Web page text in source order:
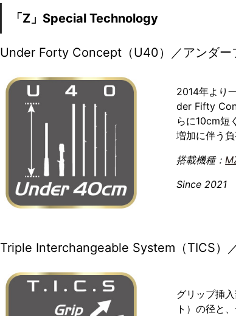
「Z」Special Technology
Under Forty Concept（U40）／アンダー
2014年より
der Fifty
らに10cm短
増加に伴う
搭載機種：
Since 2021
Triple Interchangeable System（TICS）
グリップ挿
ト）の径と